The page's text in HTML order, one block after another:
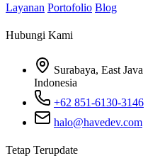
Layanan Portofolio Blog
Hubungi Kami
Surabaya, East Java
Indonesia
+62 851-6130-3146
halo@havedev.com
Tetap Terupdate